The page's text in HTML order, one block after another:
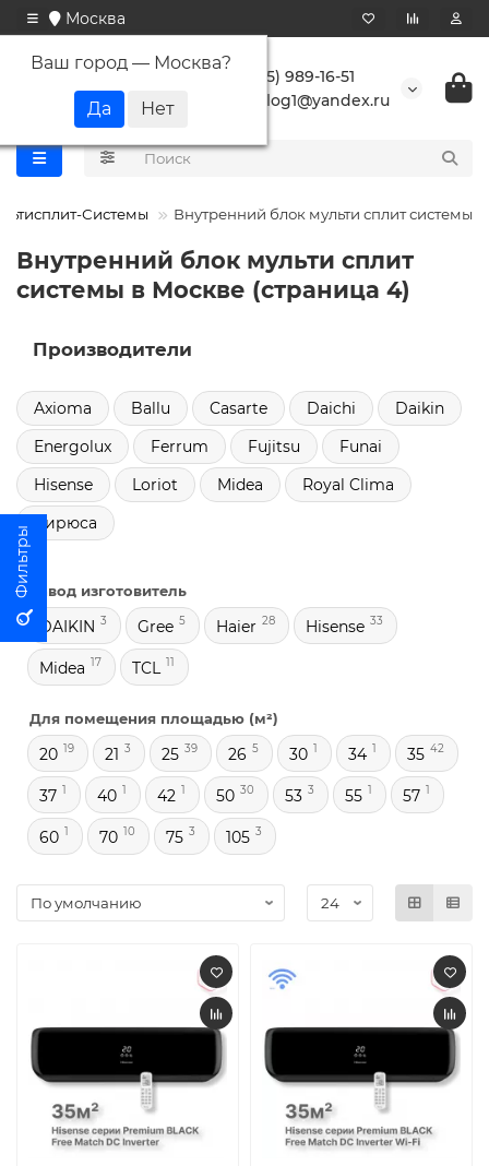
Москва
Ваш город — Москва?
+7 (495) 989-16-51
buranlog1@yandex.ru
Системы Внутренний блок мульти сплит системы
Внутренний блок мульти сплит
системы в Москве (страница 4)
Производители
Axioma Ballu Casarte Daichi
Daikin
Energolux
Ferrum Fujitsu
Funai
Hisense
Loriot Midea
Royal Clima
Бирюса
Завод изготовитель
DAIKIN 3 Gree 5 Haier 28 Hisense 33
Midea 17 TCL 11
Для помещения площадью (м²)
20 19 21 3 25 39 26 5 30 1 34 1 35 42
37 1 40 1 42 1 50 30 53 3 55 1 57 1
60 1 70 10 75 3 105 3